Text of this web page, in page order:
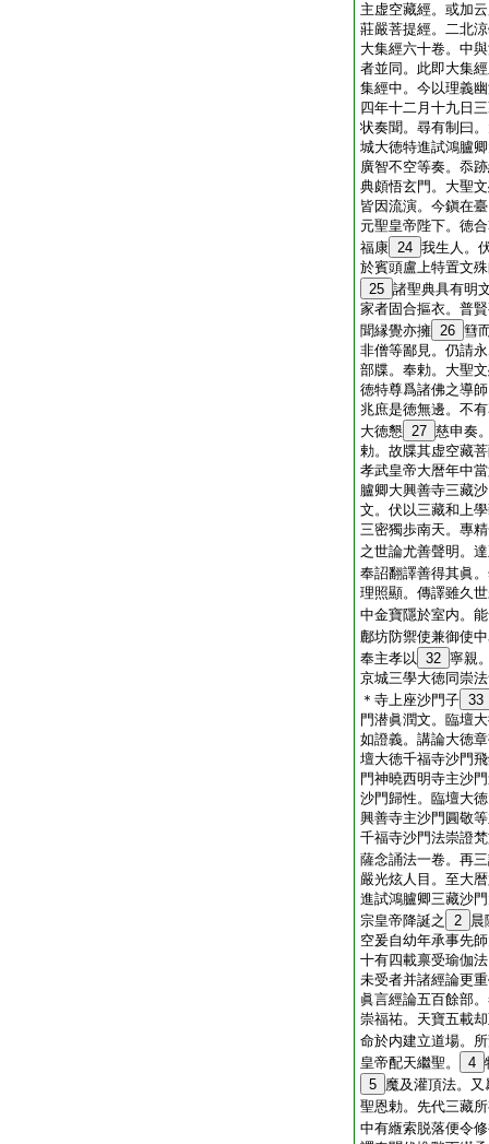
主虚空藏經。或加
莊嚴菩提經。二北
大集經六十卷。中
者並同。此即大集
集經中。今以理義
四年十二月十九日
状奏聞。尋有制曰
城大徳特進試鴻臚
廣智不空等奏。忝
典頗悟玄門。大聖
皆因流演。今鎭在
元聖皇帝陛下。徳
福康 24 我生人。
於賓頭盧上特置文
25 諸聖典具有明
家者固合摳衣。普
聞縁覺亦擁 26 篲
非僧等鄙見。仍請
部牒。奉勅。大聖
徳特尊爲諸佛之導
兆庶是徳無邊。不
大徳懇 27 慈申奏
勅。故牒其虚空藏
孝武皇帝大暦年中
臚卿大興善寺三藏
文。伏以三藏和上
三密獨歩南天。專
之世論尤善聲明。
奉詔翻譯善得其眞
理照顯。傳譯雖久
中金寶隱於室内。
鄜坊防禦使兼御使
奉主孝以 32 寧親
京城三學大徳同崇
＊寺上座沙門子 33
門潜眞潤文。臨壇
如證義。講論大徳
壇大徳千福寺沙門
門神曉西明寺主沙
沙門歸性。臨壇大
興善寺主沙門圓敬
千福寺沙門法崇證
薩念誦法一卷。再
嚴光炫人目。至大
進試鴻臚卿三藏沙
宗皇帝降誕之
2 晨
空爰自幼年承事先
十有四載禀受瑜伽
未受者并諸經論更
眞言經論五百餘部
崇福祐。天寶五載
命於内建立道場。
皇帝配天繼聖。
4
5 魔及灌頂法。
聖恩勅。先代三藏
中有緪索脱落便令